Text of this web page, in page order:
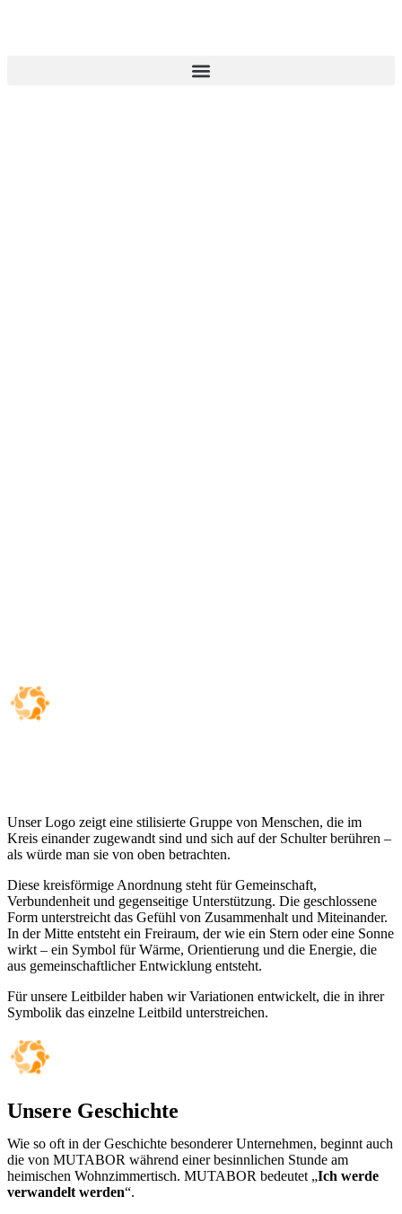
Unser Logo zeigt eine stilisierte Gruppe von Menschen, die im
Kreis einander zugewandt sind und sich auf der Schulter berühren –
als würde man sie von oben betrachten.
Diese kreisförmige Anordnung steht für Gemeinschaft,
Verbundenheit und gegenseitige Unterstützung. Die geschlossene
Form unterstreicht das Gefühl von Zusammenhalt und Miteinander.
In der Mitte entsteht ein Freiraum, der wie ein Stern oder eine Sonne
wirkt – ein Symbol für Wärme, Orientierung und die Energie, die
aus gemeinschaftlicher Entwicklung entsteht.
Für unsere Leitbilder haben wir Variationen entwickelt, die in ihrer
Symbolik das einzelne Leitbild unterstreichen.
Unsere Geschichte
Wie so oft in der Geschichte besonderer Unternehmen, beginnt auch
die von MUTABOR während einer besinnlichen Stunde am
heimischen Wohnzimmertisch. MUTABOR bedeutet „Ich werde
verwandelt werden“.